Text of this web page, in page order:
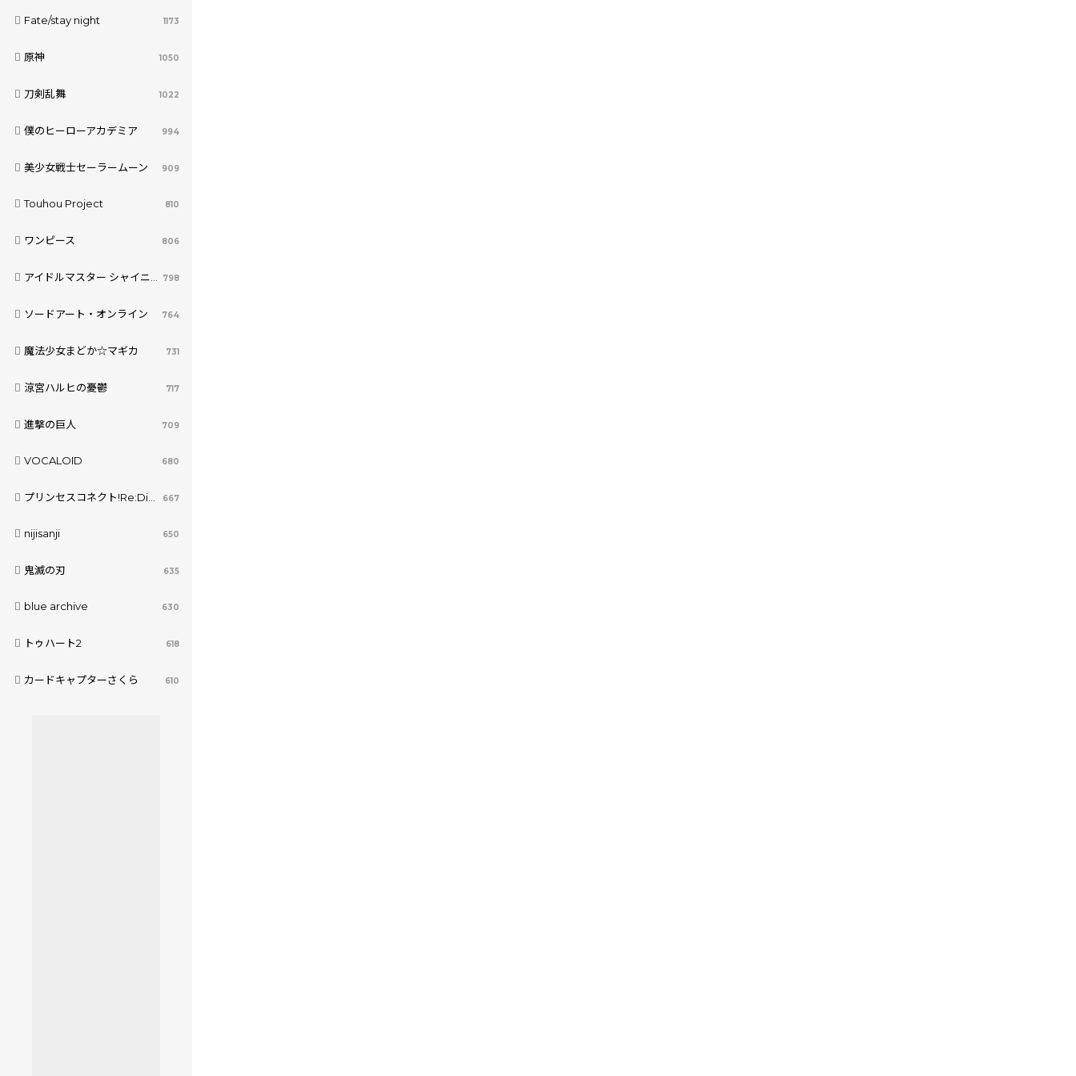
Fate/stay night 1173
原神 1050
刀剣乱舞 1022
僕のヒーローアカデミア 994
美少女戦士セーラームーン 909
Touhou Project 810
ワンピース 806
アイドルマスター シャイニーカラーズ 798
ソードアート・オンライン 764
魔法少女まどか☆マギカ 731
涼宮ハルヒの憂鬱 717
進撃の巨人 709
VOCALOID 680
プリンセスコネクト!Re:Dive 667
nijisanji 650
鬼滅の刃 635
blue archive 630
トゥハート2 618
カードキャプターさくら 610